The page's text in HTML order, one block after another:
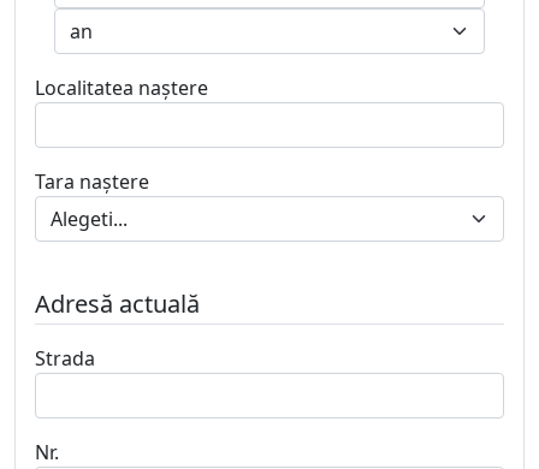
Localitatea naştere
Tara naştere
Adresă actuală
Strada
Nr.